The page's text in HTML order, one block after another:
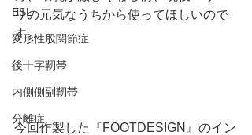
ESL
変形性股関節症
後十字靭帯
内側側副靭帯
分離症
リの元気なうちから使ってほしいので
す。
今回作製した『FOOTDESIGN』のイン